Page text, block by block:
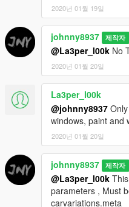
2020년 01월 19일
johnny8937 제작자
@La3per_l00k No
2020년 01월 20일
La3per_l00k
@johnny8937
windows, paint and
2020년 01월 20일
johnny8937 제작자
@La3per_l00k
parameters , Must
carvariations.meta